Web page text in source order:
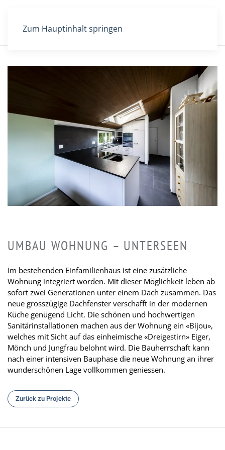
Zum Hauptinhalt springen
UMBAU WOHNUNG – UNTERSEEN
Im bestehenden Einfamilienhaus ist eine zusätzliche
Wohnung integriert worden. Mit dieser Möglichkeit leben ab
sofort zwei Generationen unter einem Dach zusammen. Das
neue grosszügige Dachfenster verschafft in der modernen
Küche genügend Licht. Die schönen und hochwertigen
Sanitärinstallationen machen aus der Wohnung ein «Bijou»,
welches mit Sicht auf das einheimische «Dreigestirn» Eiger,
Mönch und Jungfrau belohnt wird. Die Bauherrschaft kann
nach einer intensiven Bauphase die neue Wohnung an ihrer
wunderschönen Lage vollkommen geniessen.
Zurück zu Projekte